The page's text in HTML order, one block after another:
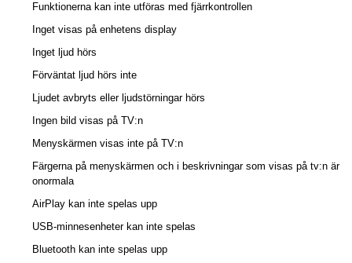
Funktionerna kan inte utföras med fjärrkontrollen
Inget visas på enhetens display
Inget ljud hörs
Förväntat ljud hörs inte
Ljudet avbryts eller ljudstörningar hörs
Ingen bild visas på TV:n
Menyskärmen visas inte på TV:n
Färgerna på menyskärmen och i beskrivningar som visas på tv:n är
onormala
AirPlay kan inte spelas upp
USB-minnesenheter kan inte spelas
Bluetooth kan inte spelas upp